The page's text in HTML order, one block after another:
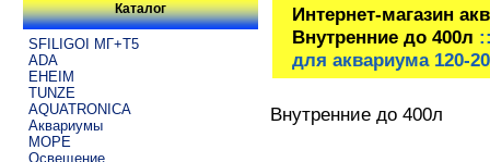
Каталог
SFILIGOI МГ+Т5
ADA
EHEIM
TUNZE
AQUATRONICA
Аквариумы
МОРЕ
Освещение
Интернет-магазин
Внутренние до 400л
для аквариума 120-
Внутренние до 400л